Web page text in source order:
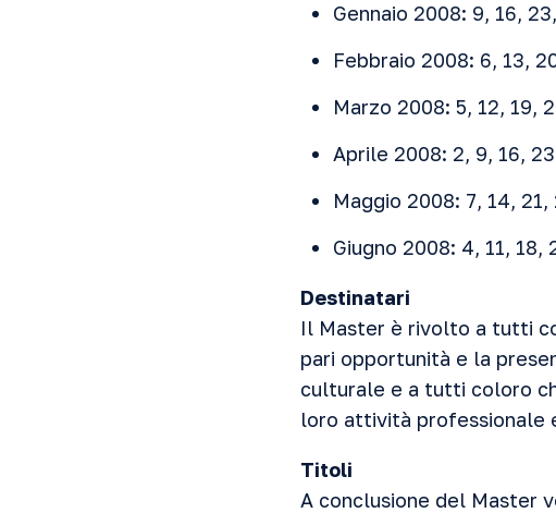
Gennaio 2008: 9, 16,
Febbraio 2008: 6, 13,
Marzo 2008: 5, 12, 19,
Aprile 2008: 2, 9, 16,
Maggio 2008: 7, 14, 21,
Giugno 2008: 4, 11, 18,
Destinatari
Il Master è rivolto a tutti
pari opportunità e la
culturale e a tutti coloro
loro attività professionale
Titoli
A conclusione del Master